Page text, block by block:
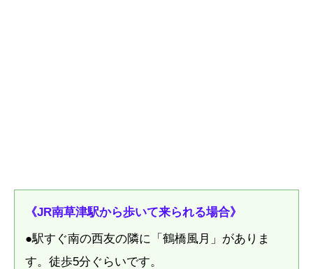
《JR南草津駅から歩いて来られる場合》
●駅すぐ南の西友の隣に「鶴橋風月」がありま
す。徒歩5分ぐらいです。